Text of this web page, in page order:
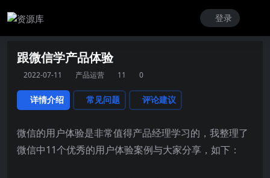
登录
跟微信学产品体验
2022-07-11 产品运营 11 0
详情介绍 常见问题 评论建议
微信的用户体验是非常值得产品经理学习的，我整理了
微信中11个优秀的用户体验案例与大家分享，如下：